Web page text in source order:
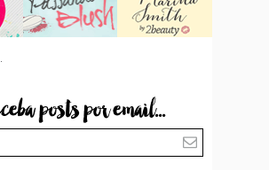
posts por email...